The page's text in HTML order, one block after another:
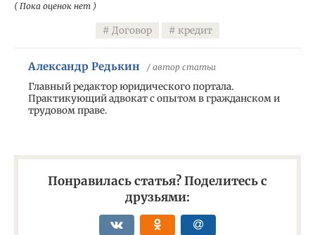
( Пока оценок нет )
Договор кредит
Александр Редькин / автор статьи
Главный редактор юридического портала.
Практикующий адвокат с опытом в гражданском и
трудовом праве.
Понравилась статья? Поделитесь с
друзьями: